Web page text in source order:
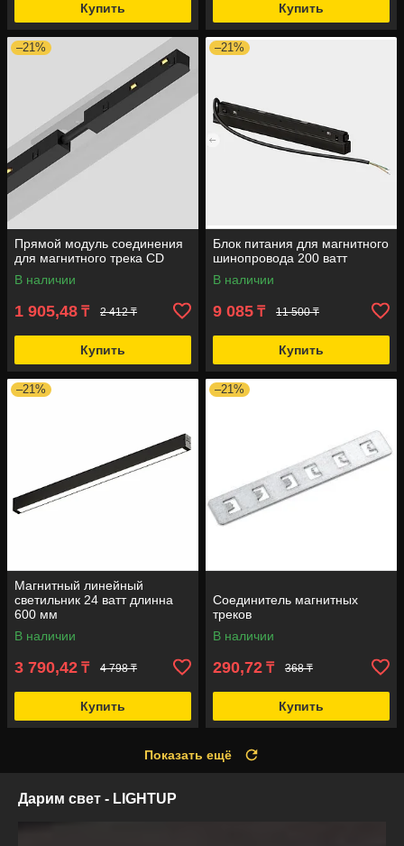
Купить Купить
–21%
Прямой модуль соединения
для магнитного трека CD
В наличии
1 905,48 ₸ 2 412 ₸
Купить
–21%
Блок питания для магнитного
шинопровода 200 ватт
В наличии
9 085 ₸ 11 500 ₸
Купить
–21%
Магнитный линейный
светильник 24 ватт длинна
600 мм
В наличии
3 790,42 ₸ 4 798 ₸
Купить
–21%
Соединитель магнитных
треков
В наличии
290,72 ₸ 368 ₸
Купить
Показать ещё
Дарим свет - LIGHTUP